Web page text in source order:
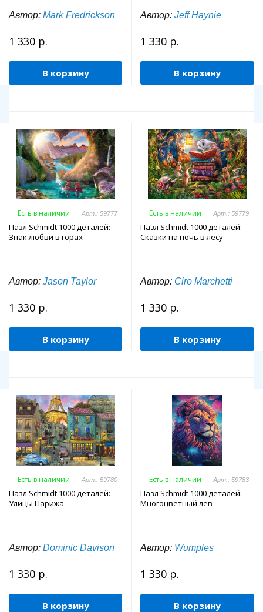
Автор: Mark Fredrickson
1 330 р.
В корзину
Автор: Jeff Haynie
1 330 р.
В корзину
Есть в наличии Арт.: 59777
Пазл Schmidt 1000 деталей:
Знак любви в горах
Автор: Jason Taylor
1 330 р.
В корзину
Есть в наличии Арт.: 59779
Пазл Schmidt 1000 деталей:
Сказки на ночь в лесу
Автор: Ciro Marchetti
1 330 р.
В корзину
Есть в наличии Арт.: 59780
Пазл Schmidt 1000 деталей:
Улицы Парижа
Автор: Dominic Davison
1 330 р.
В корзину
Есть в наличии Арт.: 59783
Пазл Schmidt 1000 деталей:
Многоцветный лев
Автор: Wumples
1 330 р.
В корзину